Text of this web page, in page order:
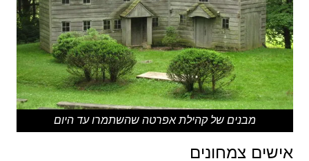
מבנים של קהילת אפרטה שהשתמרו עד היום
אישים צמחונים